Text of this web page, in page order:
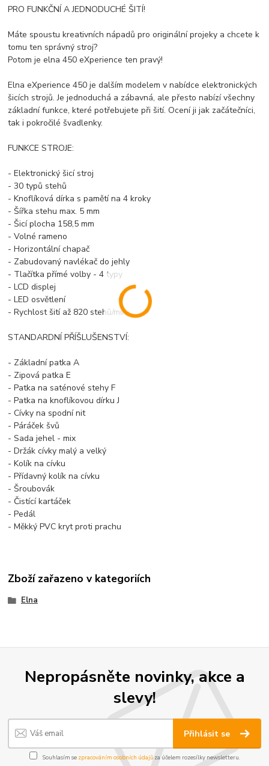
PRO FUNKČNÍ A JEDNODUCHÉ ŠITÍ!
Máte spoustu kreativních nápadů pro originální projeky a chcete k
tomu ten správný stroj?
Potom je elna 450 eXperience ten pravý!
Elna eXperience 450 je dalším modelem v nabídce elektronických
šicích strojů. Je jednoduchá a zábavná, ale přesto nabízí všechny
základní funkce, které potřebujete při šití. Ocení ji jak začátečníci,
tak i pokročilé švadlenky.
FUNKCE STROJE:
- Elektronický šicí stroj
- 30 typů stehů
- Knoflíková dírka s pamětí na 4 kroky
- Šířka stehu max. 5 mm
- Šicí plocha 158,5 mm
- Volné rameno
- Horizontální chapač
- Zabudovaný navlékač do jehly
- Tlačítka přímé volby - 4 typy
- LCD displej
- LED osvětlení
- Rychlost šití až 820 stehů/min.
STANDARDNÍ PŘÍŠLUŠENSTVÍ:
- Základní patka A
- Zipová patka E
- Patka na saténové stehy F
- Patka na knoflíkovou dírku J
- Cívky na spodní nit
- Páráček švů
- Sada jehel - mix
- Držák cívky malý a velký
- Kolík na cívku
- Přídavný kolík na cívku
- Šroubovák
- Čistící kartáček
- Pedál
- Měkký PVC kryt proti prachu
Zboží zařazeno v kategoriích
Elna
Nepropásněte novinky, akce a
slevy!
Přihlásit se
Souhlasím se zpracováním osobních údajůza účelem rozesílky newsletteru.